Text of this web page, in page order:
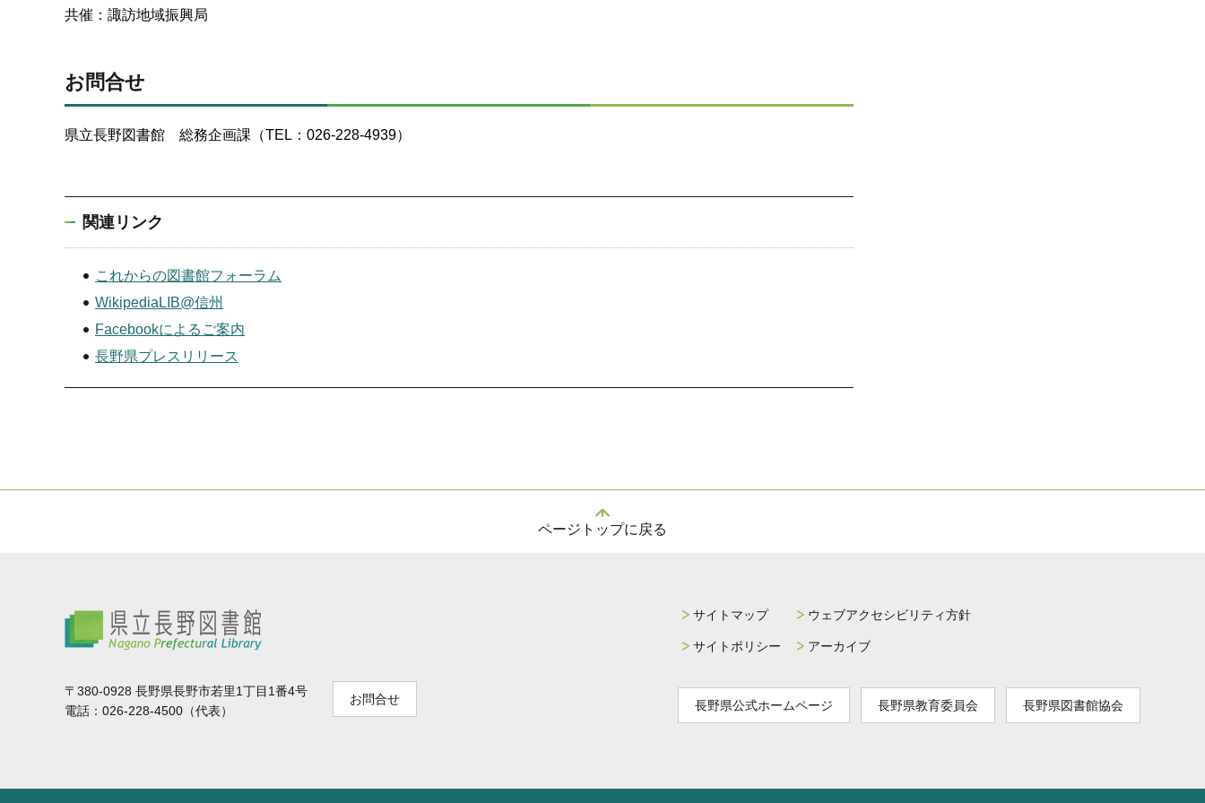
共催：諏訪地域振興局
お問合せ
県立長野図書館 総務企画課（TEL：026-228-4939）
関連リンク
これからの図書館フォーラム
WikipediaLIB@信州
Facebookによるご案内
長野県プレスリリース
ページトップに戻る
県立長野図書館
〒380-0928 長野県長野市若里1丁目1番4号
電話：026-228-4500（代表）
お問合せ
サイトマップ ウェブアクセシビリティ方針
サイトポリシー アーカイブ
長野県公式ホームページ 長野県教育委員会 長野県図書館協会